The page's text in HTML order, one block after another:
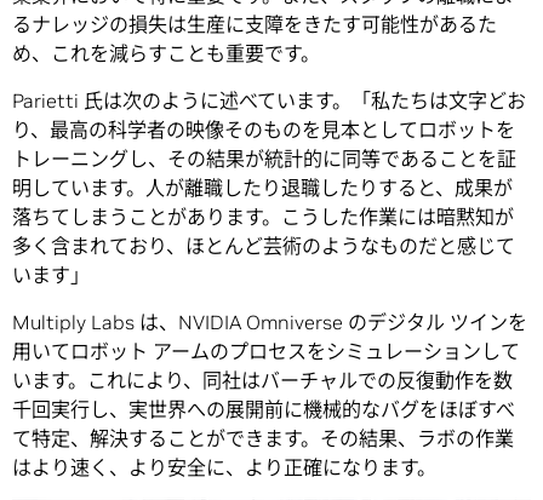
るナレッジの損失は生産に支障をきたす可能性があるた
め、これを減らすことも重要です。
Parietti 氏は次のように述べています。「私たちは文字どお
り、最高の科学者の映像そのものを見本としてロボットを
トレーニングし、その結果が統計的に同等であることを証
明しています。人が離職したり退職したりすると、成果が
落ちてしまうことがあります。こうした作業には暗黙知が
多く含まれており、ほとんど芸術のようなものだと感じて
います」
Multiply Labs は、NVIDIA Omniverse のデジタル ツインを
用いてロボット アームのプロセスをシミュレーションして
います。これにより、同社はバーチャルでの反復動作を数
千回実行し、実世界への展開前に機械的なバグをほぼすべ
て特定、解決することができます。その結果、ラボの作業
はより速く、より安全に、より正確になります。